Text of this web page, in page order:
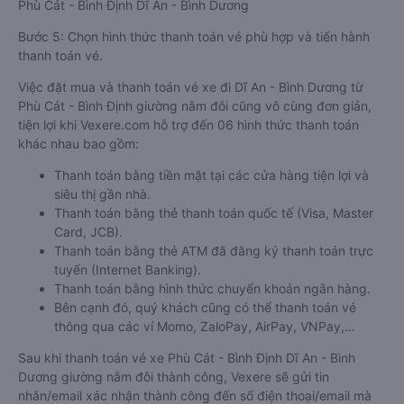
Phù Cát - Bình Định Dĩ An - Bình Dương
Bước 5: Chọn hình thức thanh toán vé phù hợp và tiến hành
thanh toán vé.
Việc đặt mua và thanh toán vé xe đi Dĩ An - Bình Dương từ
Phù Cát - Bình Định giường nằm đôi cũng vô cùng đơn giản,
tiện lợi khi Vexere.com hỗ trợ đến 06 hình thức thanh toán
khác nhau bao gồm:
Thanh toán bằng tiền mặt tại các cửa hàng tiện lợi và
siêu thị gần nhà.
Thanh toán bằng thẻ thanh toán quốc tế (Visa, Master
Card, JCB).
Thanh toán bằng thẻ ATM đã đăng ký thanh toán trực
tuyến (Internet Banking).
Thanh toán bằng hình thức chuyển khoản ngân hàng.
Bên cạnh đó, quý khách cũng có thể thanh toán vé
thông qua các ví Momo, ZaloPay, AirPay, VNPay,…
Sau khi thanh toán vé xe Phù Cát - Bình Định Dĩ An - Bình
Dương giường nằm đôi thành công, Vexere sẽ gửi tin
nhắn/email xác nhận thành công đến số điện thoại/email mà